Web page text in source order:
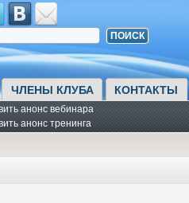
ЧЛЕНЫ КЛУБА КОНТАКТЫ
анонс вебинара
анонс тренинга